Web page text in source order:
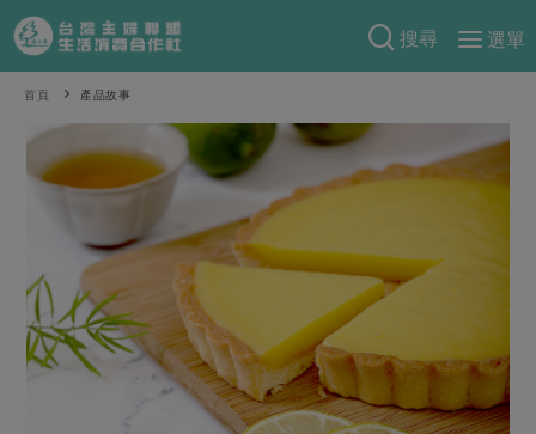
搜尋
選單
產品分類
當季蔬果
一籃菜 當令水果
辛香料類
奶蛋豆・五穀
乳製品
米麵雜糧
麵食
肉食
海鮮
預購活動
把最好的台灣味帶回家！
防災用品預購圓滿結束
2026年端午節預購圓滿結束
綠主張
觀點文章
主婦食堂 一籃菜真心話
合作聯合國
關於合作社
首頁 產品故事